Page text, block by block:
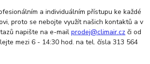
a individuálním přístupu ke každé
proto se nebojte využít našich kontaktů a v
napište na e-mailprodej@climair.cz či od
mezi 6 - 14:30 hod. na tel. čísla 313 564